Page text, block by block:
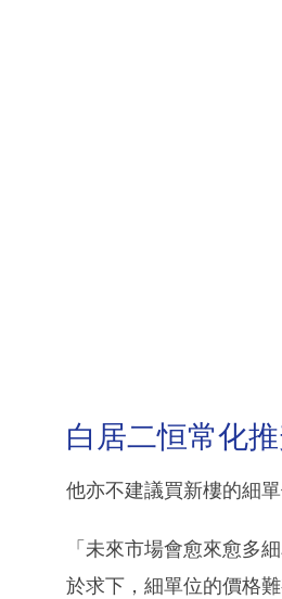
白居二恒常化
他亦不建議買新樓的細
「未來市場會愈來愈多
於求下，細單位的價格難